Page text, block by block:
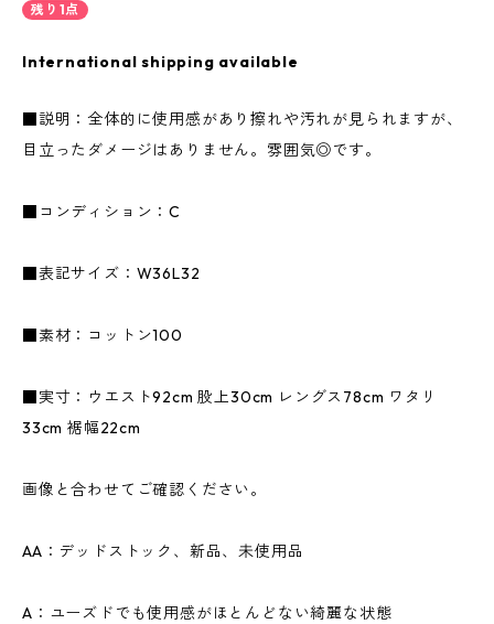
残り1点
International shipping available
■説明：全体的に使用感があり擦れや汚れが見られますが、
目立ったダメージはありません。雰囲気◎です。
■コンディション：C
■表記サイズ：W36L32
■素材：コットン100
■実寸：ウエスト92cm 股上30cm レングス78cm ワタリ
33cm 裾幅22cm
画像と合わせてご確認ください。
AA：デッドストック、新品、未使用品
A：ユーズドでも使用感がほとんどない綺麗な状態